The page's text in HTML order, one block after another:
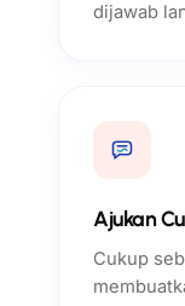
dijawab
Ajukan
Cukup